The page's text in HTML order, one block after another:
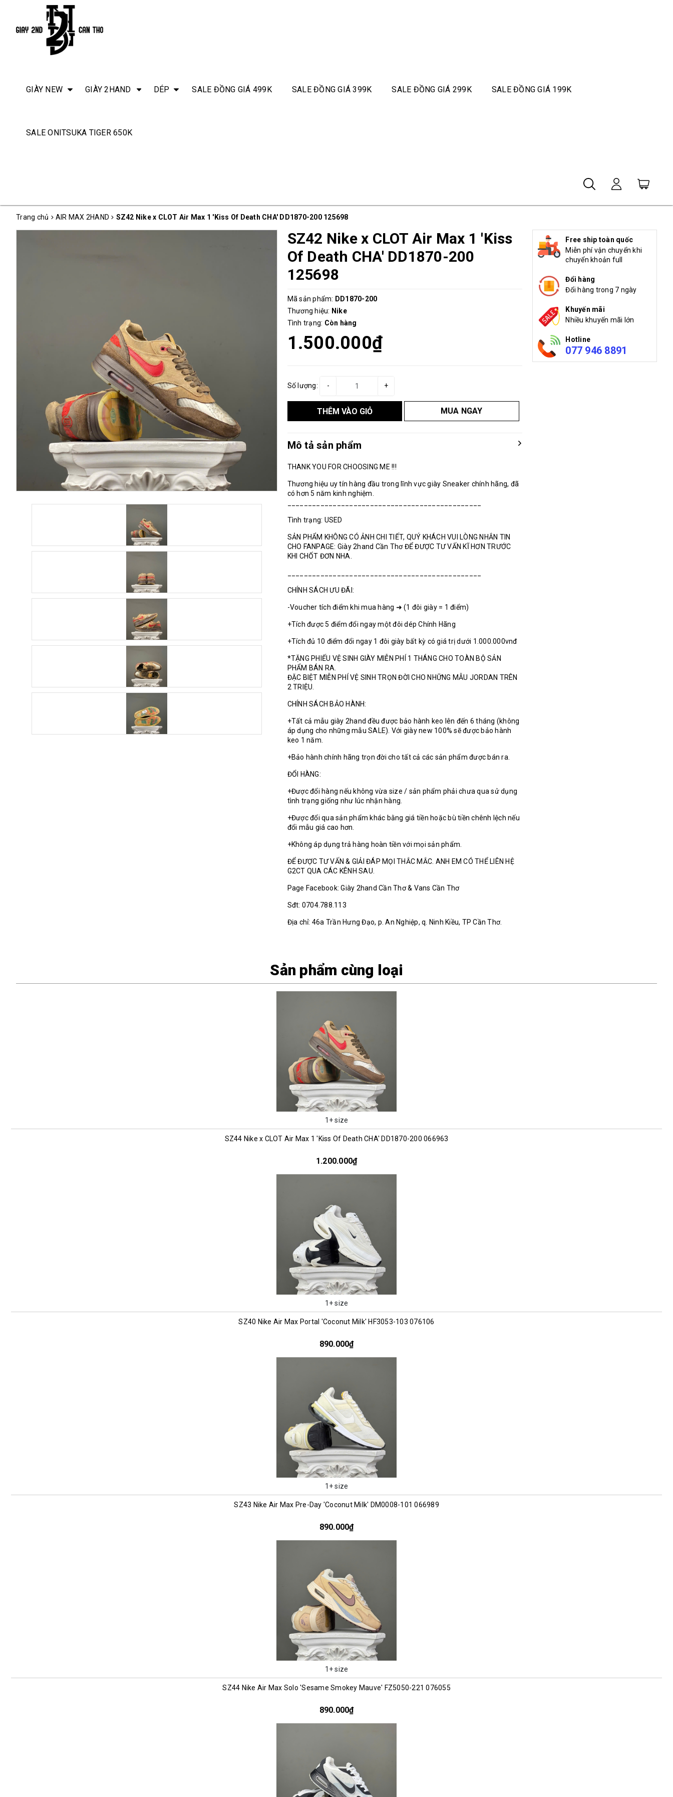
GIÀY NEW GIÀY 2HAND DÉP SALE ĐỒNG GIÁ 499K SALE ĐỒNG GIÁ 399K SALE ĐỒNG GIÁ 299K SALE ĐỒNG GIÁ 199K
SALE ONITSUKA TIGER 650K
Trang chủ AIR MAX 2HAND SZ42 Nike x CLOT Air Max 1 'Kiss Of Death CHA' DD1870-200 125698
SZ42 Nike x CLOT Air Max 1 'Kiss
Of Death CHA' DD1870-200
125698
Mã sản phẩm: DD1870-200
Thương hiệu: Nike
Tình trạng: Còn hàng
1.500.000₫
Số lượng: +
-
THÊM VÀO GIỎ MUA NGAY
Mô tả sản phẩm
THANK YOU FOR CHOOSING ME !!!
Thương hiệu uy tín hàng đầu trong lĩnh vực giày Sneaker chính hãng, đã
có hơn 5 năm kinh nghiệm.
Tình trạng: USED
SẢN PHẨM KHÔNG CÓ ẢNH CHI TIẾT, QUÝ KHÁCH VUI LÒNG NHẮN TIN
CHO FANPAGE: Giày 2hand Cần Thơ ĐỂ ĐƯỢC TƯ VẤN KĨ HƠN TRƯỚC
KHI CHỐT ĐƠN NHA.
CHÍNH SÁCH ƯU ĐÃI:
-Voucher tích điểm khi mua hàng ➜ (1 đôi giày = 1 điểm)
+Tích được 5 điểm đổi ngay một đôi dép Chính Hãng
+Tích đủ 10 điểm đổi ngay 1 đôi giày bất kỳ có giá trị dưới 1.000.000vnđ
*TẶNG PHIẾU VỆ SINH GIÀY MIỄN PHÍ 1 THÁNG CHO TOÀN BỘ SẢN
PHẨM BÁN RA.
ĐẶC BIỆT MIỄN PHÍ VỆ SINH TRỌN ĐỜI CHO NHỮNG MẪU JORDAN TRÊN
2 TRIỆU.
CHÍNH SÁCH BẢO HÀNH:
+Tất cả mẫu giày 2hand đều được bảo hành keo lên đến 6 tháng (không
áp dụng cho những mẫu SALE). Với giày new 100% sẽ được bảo hành
keo 1 năm.
+Bảo hành chính hãng trọn đời cho tất cả các sản phẩm được bán ra.
ĐỔI HÀNG:
+Được đổi hàng nếu không vừa size / sản phẩm phải chưa qua sử dụng
tình trạng giống như lúc nhận hàng.
+Được đổi qua sản phẩm khác bằng giá tiền hoặc bù tiền chênh lệch nếu
đổi mẫu giá cao hơn.
+Không áp dụng trả hàng hoàn tiền với mọi sản phẩm.
ĐỂ ĐƯỢC TƯ VẤN & GIẢI ĐÁP MỌI THẮC MẮC. ANH EM CÓ THỂ LIÊN HỆ
G2CT QUA CÁC KÊNH SAU.
Page Facebook: Giày 2hand Cần Thơ & Vans Cần Thơ
Sđt: 0704.788.113
Địa chỉ: 46a Trần Hưng Đạo, p. An Nghiệp, q. Ninh Kiều, TP Cần Thơ.
Free ship toàn quốc
Miễn phí vận chuyển khi
chuyển khoản full
Đổi hàng
Đổi hàng trong 7 ngày
Khuyến mãi
Nhiều khuyến mãi lớn
Hotline
077 946 8891
Sản phẩm cùng loại
1+ size
SZ44 Nike x CLOT Air Max 1 'Kiss Of Death CHA' DD1870-200 066963
1.200.000₫
1+ size
SZ40 Nike Air Max Portal 'Coconut Milk' HF3053-103 076106
890.000₫
1+ size
SZ43 Nike Air Max Pre-Day 'Coconut Milk' DM0008-101 066989
890.000₫
1+ size
SZ44 Nike Air Max Solo 'Sesame Smokey Mauve' FZ5050-221 076055
890.000₫